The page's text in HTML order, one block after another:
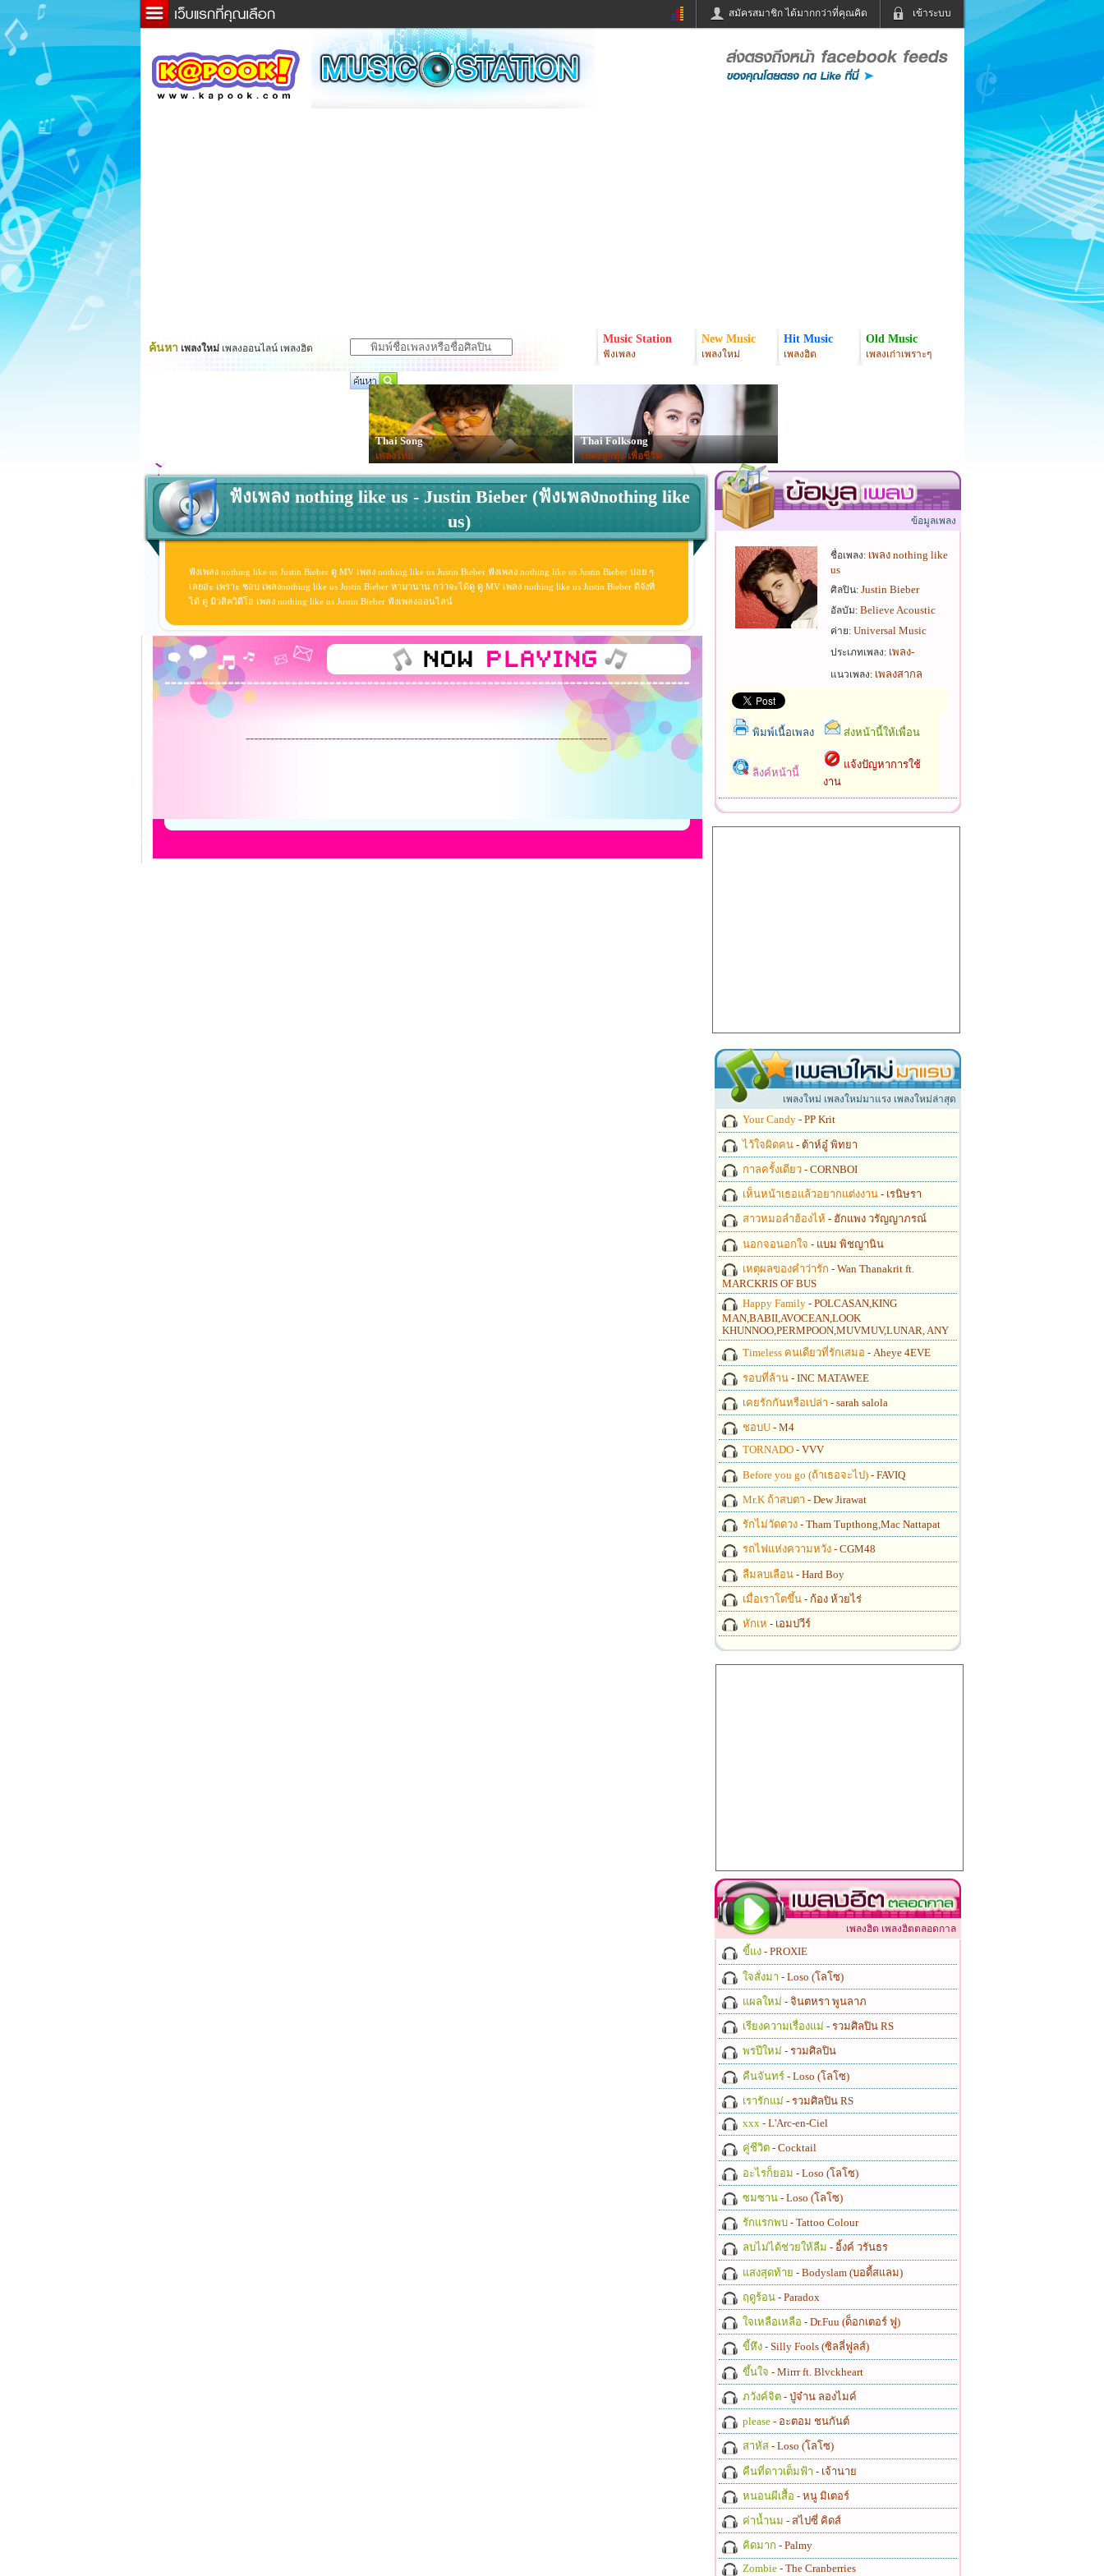
เข้าระบบ
สมัครสมาชิก ได้มากกว่าที่คุณคิด
ข่าวด่วน ข่าวสั้น
ละคร
หนังใหม่
ฟังวิทยุออนไลน์
หมากรุกไทย
Email
ค้นหา เพลงใหม่ เพลงออนไลน์ เพลงฮิต
Music Station
ฟังเพลง
New Music
เพลงใหม่
Hit Music
เพลงฮิต
Old Music
เพลงเก่าเพราะๆ
Thai Song
เพลงไทย
Thai Folksong
เพลงลูกทุ่ง-เพื่อชีวิต
ฟังเพลง nothing like us - Justin Bieber (ฟังเพลงnothing like
us)
ฟังเพลง nothing like us Justin Bieber ดู MV เพลง nothing like us Justin Bieber ฟังเพลง nothing like us Justin Bieber บ่อย ๆ
เลยอ่ะ เพราะ ชอบ เพลงnothing like us Justin Bieber หามานาน กว่าจะได้ดู ดู MV เพลง nothing like us Justin Bieber ดีจังที่
ได้ ดู มิวสิควิดีโอ เพลง nothing like us Justin Bieber ฟังเพลงออนไลน์
----------------------------------------------------------------------------------------
ข้อมูลเพลง
ชื่อเพลง: เพลง nothing like
us
ศิลปิน: Justin Bieber
อัลบัม: Believe Acoustic
ค่าย: Universal Music
ประเภทเพลง: เพลง-
แนวเพลง: เพลงสากล
พิมพ์เนื้อเพลง ส่งหน้านี้ให้เพื่อน
ลิงค์หน้านี้
แจ้งปัญหาการใช้
งาน
เพลงใหม่ เพลงใหม่มาแรง เพลงใหม่ล่าสุด
Your Candy - PP Krit
ไว้ใจผิดคน - ต้าห์อู๋ พิทยา
กาลครั้งเดียว - CORNBOI
เห็นหน้าเธอแล้วอยากแต่งงาน - เรนิษรา
สาวหมอลำฮ้องไห้ - ฮักแพง วรัญญาภรณ์
นอกจอนอกใจ - แบม พิชญานิน
เหตุผลของคำว่ารัก - Wan Thanakrit ft.
MARCKRIS OF BUS
Happy Family - POLCASAN,KING
MAN,BABII,AVOCEAN,LOOK
KHUNNOO,PERMPOON,MUVMUV,LUNAR, ANY
Timeless คนเดียวที่รักเสมอ - Aheye 4EVE
รอบที่ล้าน - INC MATAWEE
เคยรักกันหรือเปล่า - sarah salola
ชอบU - M4
TORNADO - VVV
Before you go (ถ้าเธอจะไป) - FAVIQ
Mr.K ถ้าสบตา - Dew Jirawat
รักไม่วัดดวง - Tham Tupthong,Mac Nattapat
รถไฟแห่งความหวัง - CGM48
ลืมลบเลือน - Hard Boy
เมื่อเราโตขึ้น - ก้อง ห้วยไร่
หักเห - เอมปวีร์
เพลงฮิต เพลงฮิตตลอดกาล
ขี้แง - PROXIE
ใจสั่งมา - Loso (โลโซ)
แผลใหม่ - จินตหรา พูนลาภ
เรียงความเรื่องแม่ - รวมศิลปิน RS
พรปีใหม่ - รวมศิลปิน
คืนจันทร์ - Loso (โลโซ)
เรารักแม่ - รวมศิลปิน RS
xxx - L'Arc-en-Ciel
คู่ชีวิต - Cocktail
อะไรก็ยอม - Loso (โลโซ)
ซมซาน - Loso (โลโซ)
รักแรกพบ - Tattoo Colour
ลบไม่ได้ช่วยให้ลืม - อิ้งค์ วรันธร
แสงสุดท้าย - Bodyslam (บอดี้สแลม)
ฤดูร้อน - Paradox
ใจเหลือเหลือ - Dr.Fuu (ด็อกเตอร์ ฟู)
ขี้หึง - Silly Fools (ซิลลี่ฟูลส์)
ขึ้นใจ - Mirrr ft. Blvckheart
ภวังค์จิต - ปู่จ๋าน ลองไมค์
please - อะตอม ชนกันต์
สาหัส - Loso (โลโซ)
คืนที่ดาวเต็มฟ้า - เจ้านาย
หนอนผีเสื้อ - หนู มิเตอร์
ค่าน้ำนม - สไปซี่ คิดส์
คิดมาก - Palmy
Zombie - The Cranberries